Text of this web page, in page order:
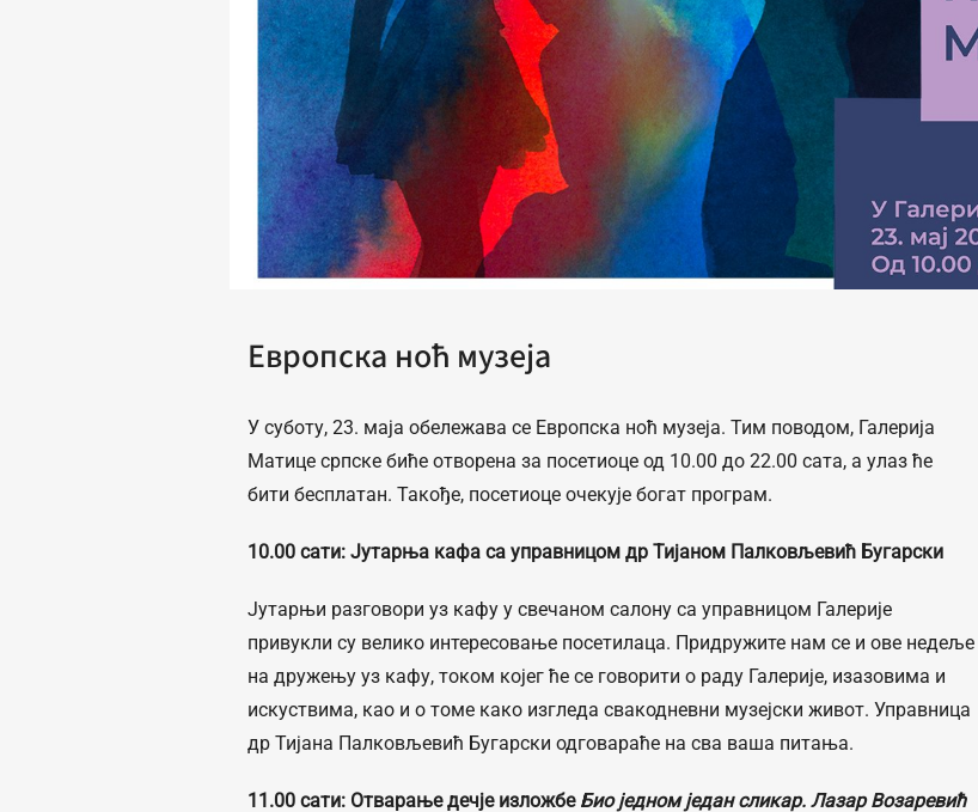
Европска ноћ музеја
У суботу, 23. маја обележава се Европска ноћ музеја. Тим поводом, Галерија
Матице српске биће отворена за посетиоце од 10.00 до 22.00 сата, а улаз ће
бити бесплатан. Такође, посетиоце очекује богат програм.
10.00 сати: Јутарња кафа са управницом др Тијаном Палковљевић Бугарски
Јутарњи разговори уз кафу у свечаном салону са управницом Галерије
привукли су велико интересовање посетилаца. Придружите нам се и ове недеље
на дружењу уз кафу, током којег ће се говорити о раду Галерије, изазовима и
искуствима, као и о томе како изгледа свакодневни музејски живот. Управница
др Тијана Палковљевић Бугарски одговараће на сва ваша питања.
11.00 сати: Отварање дечје изложбе Био једном један сликар. Лазар Возаревић